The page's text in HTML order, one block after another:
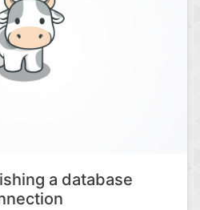
a database